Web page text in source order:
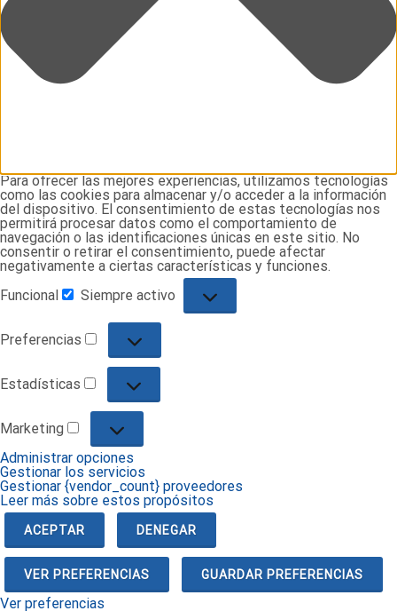
Para ofrecer las mejores experiencias, utilizamos tecnologías
como las cookies para almacenar y/o acceder a la información
del dispositivo. El consentimiento de estas tecnologías nos
permitirá procesar datos como el comportamiento de
navegación o las identificaciones únicas en este sitio. No
consentir o retirar el consentimiento, puede afectar
negativamente a ciertas características y funciones.
Funcional
Funcional
Siempre activo
Preferencias
Preferencias
Estadísticas
Estadísticas
Marketing
Marketing
Administrar opciones
Gestionar los servicios
Gestionar {vendor_count} proveedores
Leer más sobre estos propósitos
ACEPTAR DENEGAR
VER PREFERENCIAS GUARDAR PREFERENCIAS
Ver preferencias